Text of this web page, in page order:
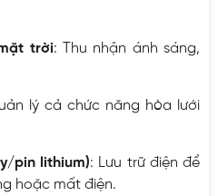
trời: Thu nhận ánh sáng,
lý cả chức năng hòa lưới
pin lithium): Lưu trữ điện để
hoặc mất điện.